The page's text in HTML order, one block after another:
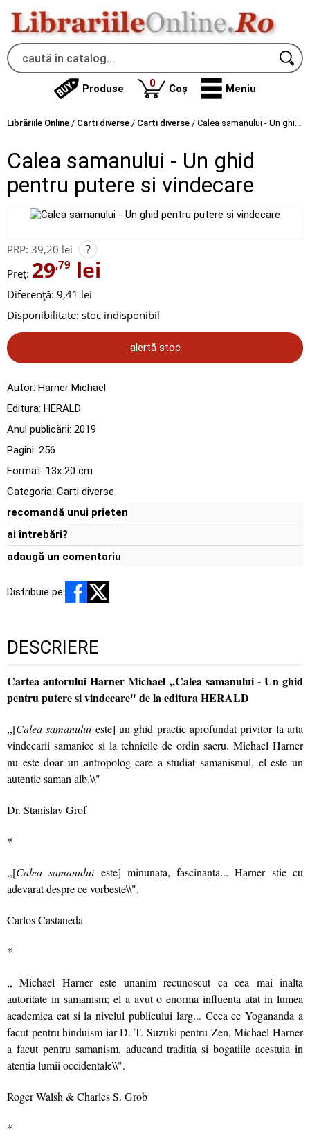
Produse 0produse
Coș Meniu
Librăriile Online / Carti diverse / Carti diverse / Calea samanului - Un ghid pentru putere si vindecare
Calea samanului - Un ghid
pentru putere si vindecare
PRP: 39,20 lei ?
Preț: 29,79 lei
Diferență: 9,41 lei
Disponibilitate: stoc indisponibil
alertă stoc
Autor: Harner Michael
Editura: HERALD
Anul publicării: 2019
Pagini: 256
Format: 13x 20 cm
Categoria: Carti diverse
recomandă unui prieten
ai întrebări?
adaugă un comentariu
Distribuie pe:
DESCRIERE
Cartea autorului Harner Michael „Calea samanului - Un ghid
pentru putere si vindecare" de la editura HERALD
,,[Calea samanuluieste] un ghid practic aprofundat privitor la arta
vindecarii samanice si la tehnicile de ordin sacru. Michael Harner
nu este doar un antropolog care a studiat samanismul, el este un
autentic saman alb.\\"
Dr. Stanislav Grof
*
,,[Calea samanuluieste] minunata, fascinanta... Harner stie cu
adevarat despre ce vorbeste\\".
Carlos Castaneda
*
,, Michael Harner este unanim recunoscut ca cea mai inalta
autoritate in samanism; el a avut o enorma influenta atat in lumea
academica cat si la nivelul publicului larg... Ceea ce Yogananda a
facut pentru hinduism iar D. T. Suzuki pentru Zen, Michael Harner
a facut pentru samanism, aducand traditia si bogatiile acestuia in
atentia lumii occidentale\\".
Roger Walsh & Charles S. Grob
*